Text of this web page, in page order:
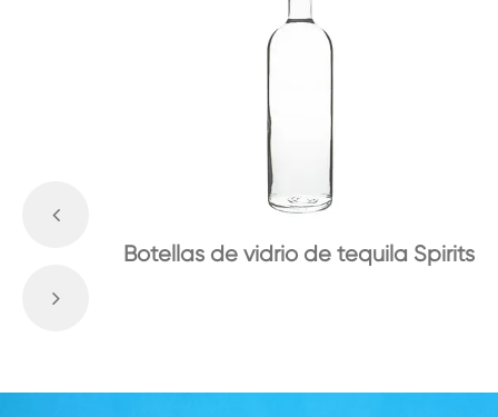
Botellas de vidrio de tequila Spirits